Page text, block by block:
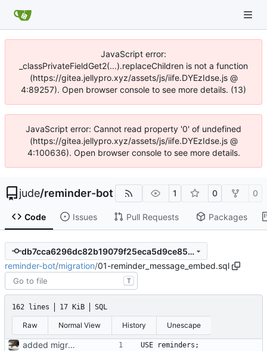
JavaScript error:
_classPrivateFieldGet2(...).replaceChildren is not a function
(https://gitea.jellypro.xyz/assets/js/iife.DYEzIdse.js @
4:89257). Open browser console to see more details. (13)
JavaScript error: Cannot read property '0' of undefined
(https://gitea.jellypro.xyz/assets/js/iife.DYEzIdse.js @
4:100636). Open browser console to see more details.
jude/reminder-bot 1 0 0
Code Issues Pull Requests Packages
db7cca6296dc82b19079f25eca5d9ce85896680d
reminder-bot/migration/01-reminder_message_embed.sql
T
162 lines 17 KiB SQL
Raw Normal View History Unescape
added migration file USE reminders ;